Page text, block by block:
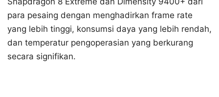
para pesaing dengan menghadirkan frame rate
yang lebih tinggi, konsumsi daya yang lebih rendah,
dan temperatur pengoperasian yang berkurang
secara signifikan.